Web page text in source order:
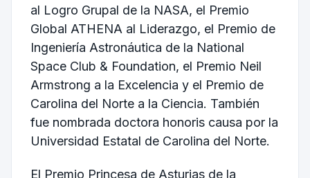
al Logro Grupal de la NASA, el Premio
Global ATHENA al Liderazgo, el Premio de
Ingeniería Astronáutica de la National
Space Club & Foundation, el Premio Neil
Armstrong a la Excelencia y el Premio de
Carolina del Norte a la Ciencia. También
fue nombrada doctora honoris causa por la
Universidad Estatal de Carolina del Norte.
El Premio Princesa de Asturias de la